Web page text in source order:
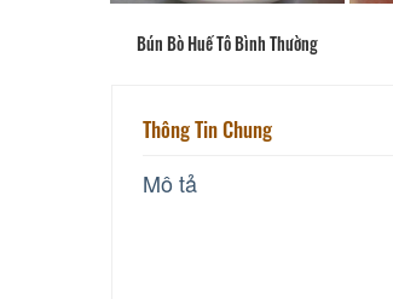
Bún Bò Huế Tô Bình Thường
Thông Tin Chung
Mô tả